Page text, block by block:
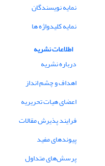
نمایه نویسندگان
نمایه کلیدواژه ها
اطلاعات نشریه
درباره نشریه
اهداف و چشم انداز
اعضای هیات تحریریه
فرایند پذیرش مقالات
پیوندهای مفید
پرسش‌های متداول